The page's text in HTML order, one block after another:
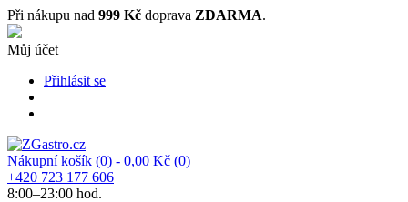
Při nákupu nad 999 Kč doprava ZDARMA.
Můj účet
Přihlásit se
Nákupní košík (0) - 0,00 Kč (0)
+420 723 177 606
8:00–23:00 hod.